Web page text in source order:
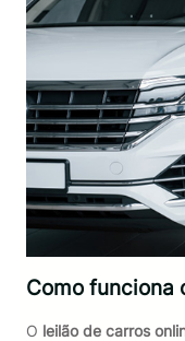
Como funciona
O leilão de carros